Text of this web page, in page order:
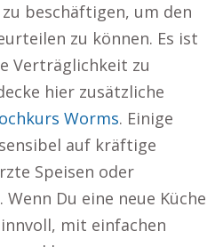
beschäftigen, um den
zu können. Es ist
Verträglichkeit zu
hier zusätzliche
Worms. Einige
auf kräftige
Speisen oder
Du eine neue Küche
mit einfachen